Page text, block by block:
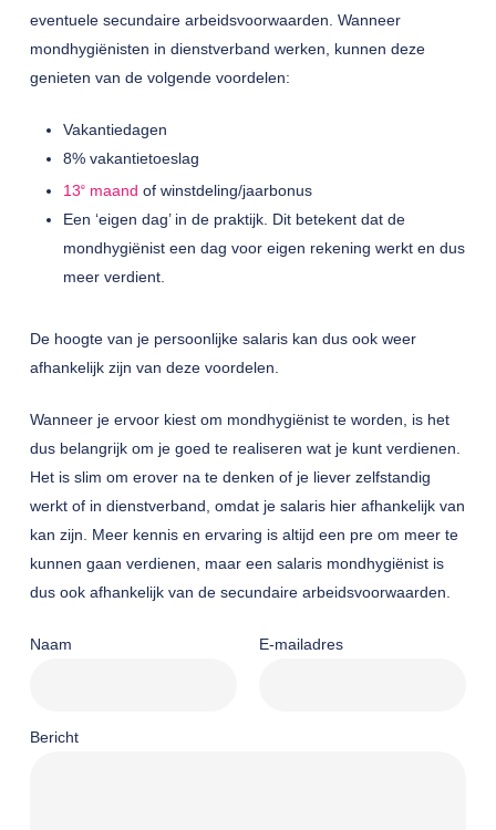
eventuele secundaire arbeidsvoorwaarden. Wanneer
mondhygiënisten in dienstverband werken, kunnen deze
genieten van de volgende voordelen:
Vakantiedagen
8% vakantietoeslag
13emaand of winstdeling/jaarbonus
Een ‘eigen dag’ in de praktijk. Dit betekent dat de
mondhygiënist een dag voor eigen rekening werkt en dus
meer verdient.
De hoogte van je persoonlijke salaris kan dus ook weer
afhankelijk zijn van deze voordelen.
Wanneer je ervoor kiest om mondhygiënist te worden, is het
dus belangrijk om je goed te realiseren wat je kunt verdienen.
Het is slim om erover na te denken of je liever zelfstandig
werkt of in dienstverband, omdat je salaris hier afhankelijk van
kan zijn. Meer kennis en ervaring is altijd een pre om meer te
kunnen gaan verdienen, maar een salaris mondhygiënist is
dus ook afhankelijk van de secundaire arbeidsvoorwaarden.
Naam E-mailadres
Bericht